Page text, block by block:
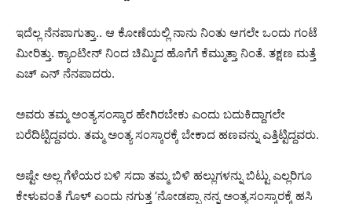
ಇದೆಲ್ಲ ನೆನಪಾಗುತ್ತಾ.. ಆ ಕೋಣೆಯಲ್ಲಿ ನಾನು ನಿಂತು ಆಗಲೇ ಒಂದು ಗಂಟೆ
ಮೀರಿತ್ತು. ಕ್ಯಾಂಟೀನ್ ನಿಂದ ಚಿಮ್ಮಿದ ಹೊಗೆಗೆ ಕೆಮ್ಮುತ್ತಾ ನಿಂತೆ. ತಕ್ಷಣ ಮತ್ತೆ
ಎಚ್ ಎನ್ ನೆನಪಾದರು.
ಅವರು ತಮ್ಮ ಅಂತ್ಯಸಂಸ್ಕಾರ ಹೇಗಿರಬೇಕು ಎಂದು ಬದುಕಿದ್ದಾಗಲೇ
ಬರೆದಿಟ್ಟಿದ್ದವರು. ತಮ್ಮ ಅಂತ್ಯ ಸಂಸ್ಕಾರಕ್ಕೆ ಬೇಕಾದ ಹಣವನ್ನು ಎತ್ತಿಟ್ಟಿದ್ದವರು.
ಅಷ್ಟೇ ಅಲ್ಲ ಗೆಳೆಯರ ಬಳಿ ಸದಾ ತಮ್ಮ ಬಿಳಿ ಹಲ್ಲುಗಳನ್ನು ಬಿಟ್ಟು ಎಲ್ಲರಿಗೂ
ಕೇಳುವಂತೆ ಗೊಳ್ ಎಂದು ನಗುತ್ತ ‘ನೋಡಪ್ಪಾ ನನ್ನ ಅಂತ್ಯಸಂಸ್ಕಾರಕ್ಕೆ ಹಸಿ